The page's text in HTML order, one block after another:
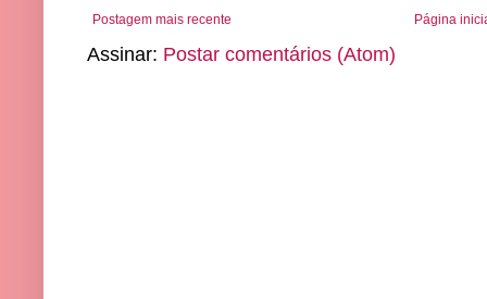
Postagem mais recente Página
Assinar: Postar comentários (Atom)